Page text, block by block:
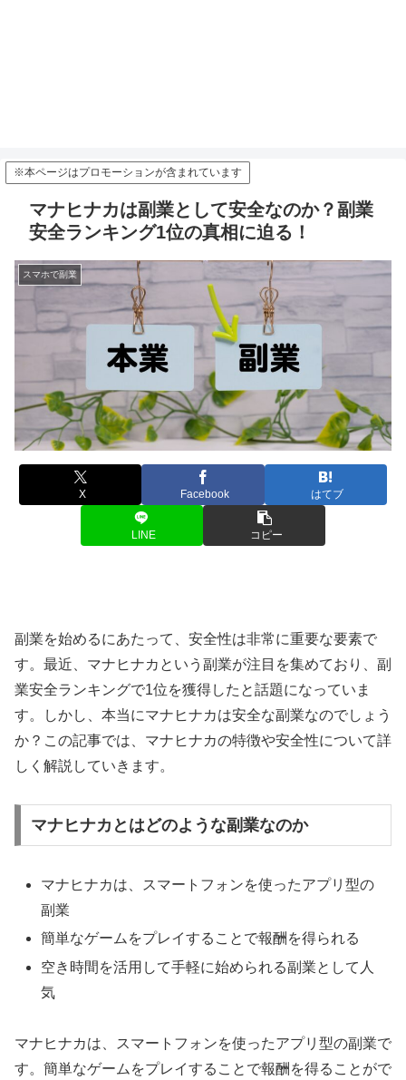
※本ページはプロモーションが含まれています
マナヒナカは副業として安全なのか？副業
安全ランキング1位の真相に迫る！
スマホで副業
X Facebook はてブ
LINE コピー
副業を始めるにあたって、安全性は非常に重要な要素で
す。最近、マナヒナカという副業が注目を集めており、副
業安全ランキングで1位を獲得したと話題になっていま
す。しかし、本当にマナヒナカは安全な副業なのでしょう
か？この記事では、マナヒナカの特徴や安全性について詳
しく解説していきます。
マナヒナカとはどのような副業なのか
マナヒナカは、スマートフォンを使ったアプリ型の
副業
簡単なゲームをプレイすることで報酬を得られる
空き時間を活用して手軽に始められる副業として人
気
マナヒナカは、スマートフォンを使ったアプリ型の副業で
す。簡単なゲームをプレイすることで報酬を得ることがで